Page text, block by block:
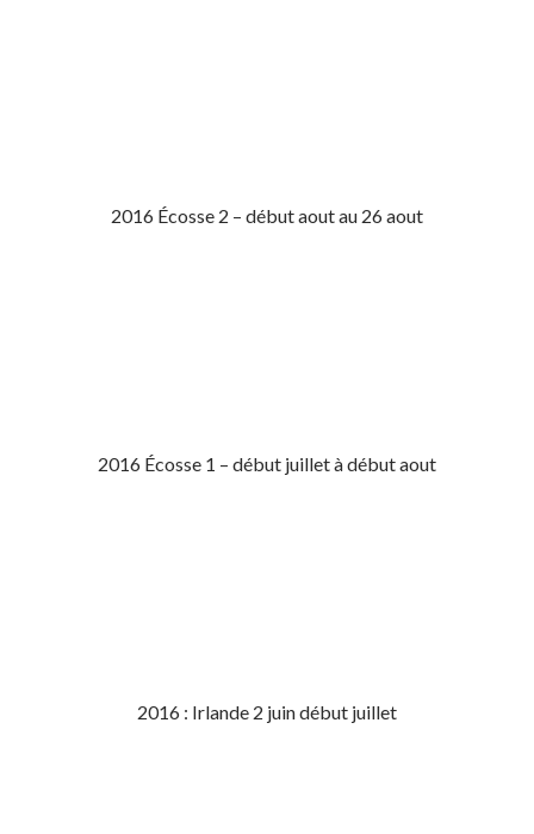
2016 Écosse 2 – début aout au 26 aout
2016 Écosse 1 – début juillet à début aout
2016 : Irlande 2 juin début juillet